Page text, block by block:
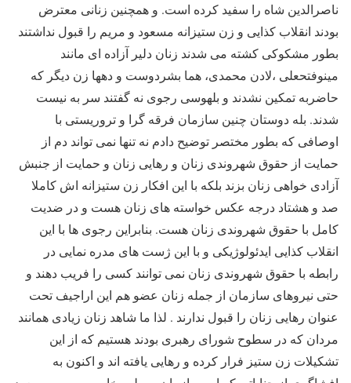
ناصرالدین شاه را سفید کرده است. و همچنین زنانی معترض
بودند انقلاب کذایی و زن ستیزانه مسعود و مریم را قبول نداشتند
بطور مشکوکی کشته می شدند زنان دلیر آزاده ای مانند
مینوفتحعلی ،لادن محمدی، هما بشردوست و دهها زن دیگر که
حاضربه تمکین نشدند و بلهوسی رجوی نه گفتند سر به نیست
شدند. بله دوستان چنین سازمان فرقه گرا و تروریستی با
اوصافی که بطور مختصر توضیح دادم نه تنها نمی تواند دم از
حمایت از حقوق شهروندی زنان و رهایی زنان و حمایت از جنبش
آزادی خواهی زنان بزند بلکه با این افکار زن ستیزانه اش کاملا
صد و هشتاد درجه عکس خواسته های زنان هست و در ضدیت
کامل با حقوق شهروندی زنان هست. بنابراین رجوی ها با این
انقلاب کذایی ایدئولوژیکی و با این ژست های مدره نمایی در
رابطه با حقوق شهروندی زنان نمی توانند کسی را فریب دهند و
حتی نیروهای سازمان از جمله زنان عضو هم این اراجیف تحت
عنوان رهایی زنان را قبول ندارند . لذا ما شاهد زنان زیادی همانند
مردان که در سطوح شورای رهبری بودند هستیم که از این
تشکیلات زن ستیز فرار کرده و رهایی یافته اند و اکنون به